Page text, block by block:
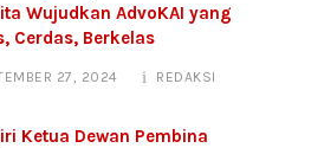
Wujudkan AdvoKAI yang
Cerdas, Berkelas
27, 2024 REDAKSI
Ketua Dewan Pembina